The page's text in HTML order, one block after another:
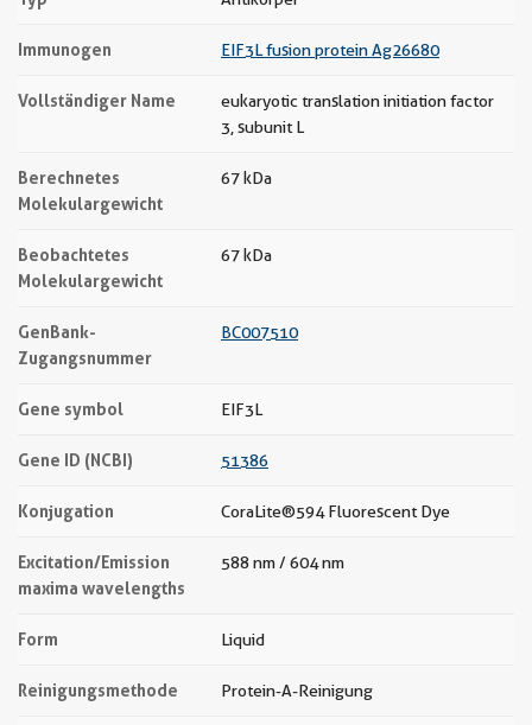
Immunogen EIF3L fusion protein Ag26680
Vollständiger Name
eukaryotic translation initiation factor
3, subunit L
Berechnetes
Molekulargewicht
67 kDa
Beobachtetes
Molekulargewicht
67 kDa
GenBank-
Zugangsnummer
BC007510
Gene symbol EIF3L
Gene ID (NCBI) 51386
Konjugation CoraLite®594 Fluorescent Dye
Excitation/Emission
maxima wavelengths
588 nm / 604 nm
Form Liquid
Reinigungsmethode Protein-A-Reinigung